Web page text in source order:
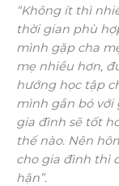
“Không ít thì
thời gian phù
mình gặp cha
mẹ nhiều hơn,
hướng học tập
mình gắn bó với
gia đình sẽ tốt
thế nào. Nên
cho gia đình thì
hận”.